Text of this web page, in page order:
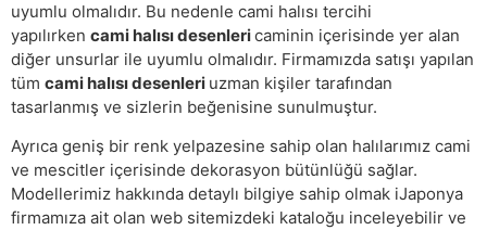
uyumlu olmalıdır. Bu nedenle cami halısı tercihi
yapılırken cami halısı desenlericaminin içerisinde yer alan
diğer unsurlar ile uyumlu olmalıdır. Firmamızda satışı yapılan
tüm cami halısı desenleri uzman kişiler tarafından
tasarlanmış ve sizlerin beğenisine sunulmuştur.
Ayrıca geniş bir renk yelpazesine sahip olan halılarımız cami
ve mescitler içerisinde dekorasyon bütünlüğü sağlar.
Modellerimiz hakkında detaylı bilgiye sahip olmak iJaponya
firmamıza ait olan web sitemizdeki kataloğu inceleyebilir ve